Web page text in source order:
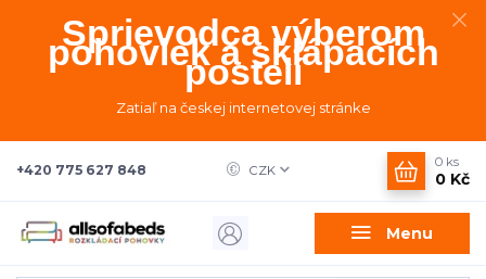
Sprievodca výberom
pohoviek a sklápacích
postelí
Zatiaľ na českej internetovej stránke
Menu
CZK
+420 775 627 848
0 ks
0 Kč